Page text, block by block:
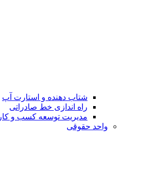
شتاب دهنده و استارت آپ
راه اندازی خط صادراتی
مدیریت توسعه کسب و کار
واحد حقوقی